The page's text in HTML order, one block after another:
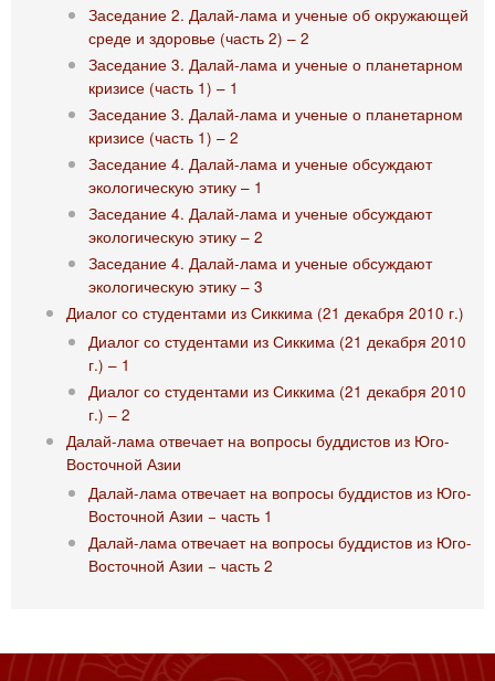
Заседание 2. Далай-лама и ученые об окружающей
среде и здоровье (часть 2) – 2
Заседание 3. Далай-лама и ученые о планетарном
кризисе (часть 1) – 1
Заседание 3. Далай-лама и ученые о планетарном
кризисе (часть 1) – 2
Заседание 4. Далай-лама и ученые обсуждают
экологическую этику – 1
Заседание 4. Далай-лама и ученые обсуждают
экологическую этику – 2
Заседание 4. Далай-лама и ученые обсуждают
экологическую этику – 3
Диалог со студентами из Сиккима (21 декабря 2010 г.)
Диалог со студентами из Сиккима (21 декабря 2010
г.) – 1
Диалог со студентами из Сиккима (21 декабря 2010
г.) – 2
Далай-лама отвечает на вопросы буддистов из Юго-
Восточной Азии
Далай-лама отвечает на вопросы буддистов из Юго-
Восточной Азии − часть 1
Далай-лама отвечает на вопросы буддистов из Юго-
Восточной Азии − часть 2